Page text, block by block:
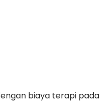
biaya terapi pada